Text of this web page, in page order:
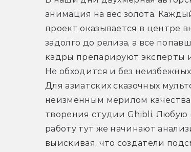
анимация на вес золота.
проект оказывается в центре
задолго до релиза, а все
кадры препарируют эксперты
Не обходится и без
Для азиатских сказочных
неизменным мерилом качества
творения студии Ghibli. Любую
работу тут же начинают
выискивая, что создатели